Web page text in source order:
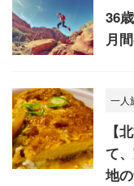
36
月
一人
【
て
地